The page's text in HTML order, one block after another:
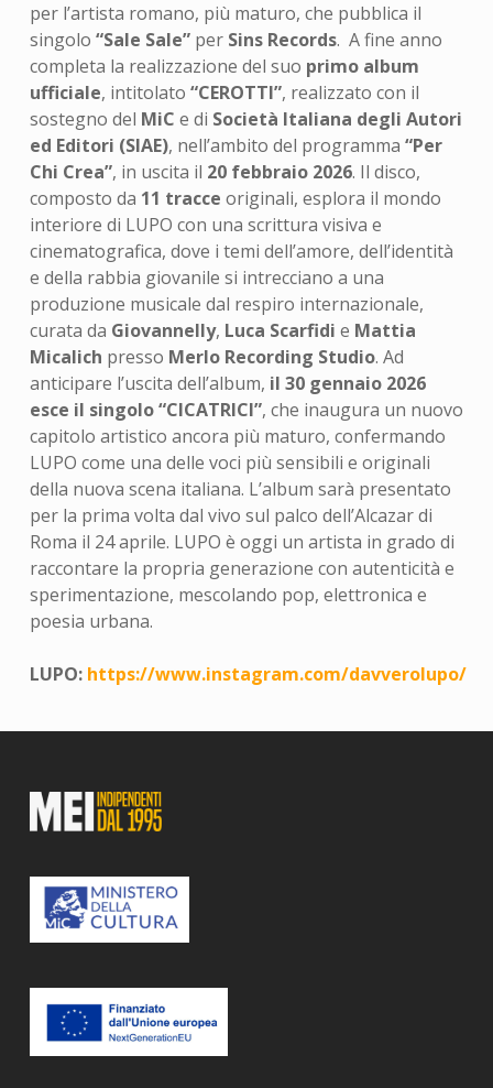
per l’artista romano, più maturo, che pubblica il
singolo “Sale Sale”per Sins Records. A fine anno
completa la realizzazione del suo primo album
ufficiale, intitolato “CEROTTI”, realizzato con il
sostegno del MiC e di Società Italiana degli Autori
ed Editori (SIAE), nell’ambito del programma “Per
Chi Crea”, in uscita il 20 febbraio 2026. Il disco,
composto da 11 tracce originali, esplora il mondo
interiore di LUPO con una scrittura visiva e
cinematografica, dove i temi dell’amore, dell’identità
e della rabbia giovanile si intrecciano a una
produzione musicale dal respiro internazionale,
curata da Giovannelly, Luca Scarfidi e Mattia
Micalich presso Merlo Recording Studio. Ad
anticipare l’uscita dell’album, il 30 gennaio 2026
esce il singolo “CICATRICI”, che inaugura un nuovo
capitolo artistico ancora più maturo, confermando
LUPO come una delle voci più sensibili e originali
della nuova scena italiana. L’album sarà presentato
per la prima volta dal vivo sul palco dell’Alcazar di
Roma il 24 aprile. LUPO è oggi un artista in grado di
raccontare la propria generazione con autenticità e
sperimentazione, mescolando pop, elettronica e
poesia urbana.
LUPO: https://www.instagram.com/davverolupo/